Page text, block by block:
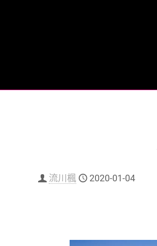
流川楓 2020-01-04